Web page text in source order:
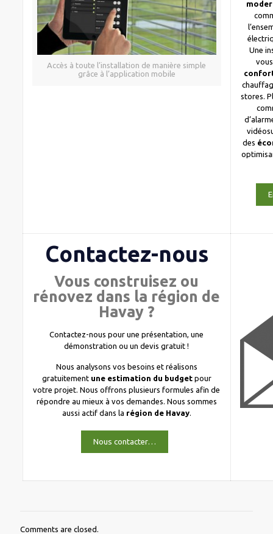
Accès à toute l’installation de manière simple
grâce à l’application mobile
Une
stores.
des
Contactez-nous
Vous construisez ou
rénovez dans la région de
Havay ?
Contactez-nous pour une présentation, une
démonstration ou un devis gratuit !
Nous analysons vos besoins et réalisons
gratuitement une estimation du budgetpour
votre projet. Nous offrons plusieurs formules afin de
répondre au mieux à vos demandes. Nous sommes
aussi actif dans la région de Havay.
Nous contacter…
Comments are closed.